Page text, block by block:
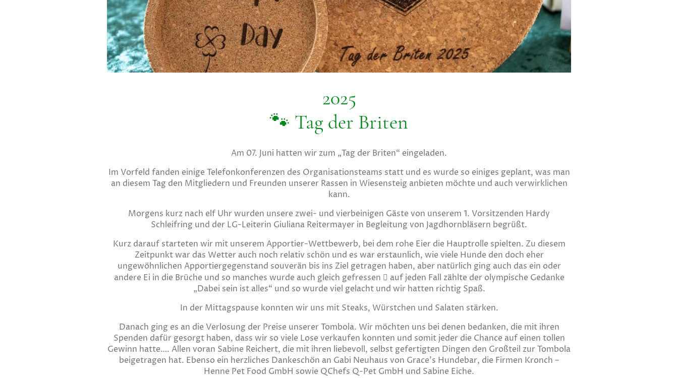
2025
🐾 Tag der Briten
Am 07. Juni hatten wir zum „Tag der Briten“ eingeladen.
Im Vorfeld fanden einige Telefonkonferenzen des Organisationsteams statt und es wurde so einiges geplant, was man
an diesem Tag den Mitgliedern und Freunden unserer Rassen in Wiesensteig anbieten möchte und auch verwirklichen
kann.
Morgens kurz nach elf Uhr wurden unsere zwei- und vierbeinigen Gäste von unserem 1. Vorsitzenden Hardy
Schleifring und der LG-Leiterin Giuliana Reitermayer in Begleitung von Jagdhornbläsern begrüßt.
Kurz darauf starteten wir mit unserem Apportier-Wettbewerb, bei dem rohe Eier die Hauptrolle spielten. Zu diesem
Zeitpunkt war das Wetter auch noch relativ schön und es war erstaunlich, wie viele Hunde den doch eher
ungewöhnlichen Apportiergegenstand souverän bis ins Ziel getragen haben, aber natürlich ging auch das ein oder
andere Ei in die Brüche und so manches wurde auch gleich gefressen  auf jeden Fall zählte der olympische Gedanke
„Dabei sein ist alles“ und so wurde viel gelacht und wir hatten richtig Spaß.
In der Mittagspause konnten wir uns mit Steaks, Würstchen und Salaten stärken.
Danach ging es an die Verlosung der Preise unserer Tombola. Wir möchten uns bei denen bedanken, die mit ihren
Spenden dafür gesorgt haben, dass wir so viele Lose verkaufen konnten und somit jeder die Chance auf einen tollen
Gewinn hatte…. Allen voran Sabine Reichert, die mit ihren liebevoll, selbst gefertigten Dingen den Großteil zur Tombola
beigetragen hat. Ebenso ein herzliches Dankeschön an Gabi Neuhaus von Grace’s Hundebar, die Firmen Kronch –
Henne Pet Food GmbH sowie QChefs Q-Pet GmbH und Sabine Eiche.